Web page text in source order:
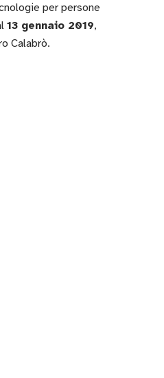
per persone
13 gennaio 2019,
Calabrò.